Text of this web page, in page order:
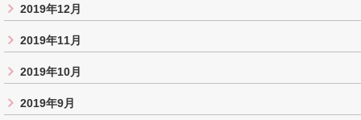
2019年12月
2019年11月
2019年10月
2019年9月